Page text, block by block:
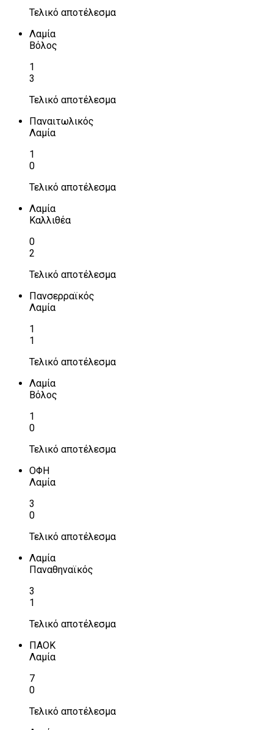
Τελικό αποτέλεσμα
Λαμία
Βόλος
1
3
Τελικό αποτέλεσμα
Παναιτωλικός
Λαμία
1
0
Τελικό αποτέλεσμα
Λαμία
Καλλιθέα
0
2
Τελικό αποτέλεσμα
Πανσερραϊκός
Λαμία
1
1
Τελικό αποτέλεσμα
Λαμία
Βόλος
1
0
Τελικό αποτέλεσμα
ΟΦΗ
Λαμία
3
0
Τελικό αποτέλεσμα
Λαμία
Παναθηναϊκός
3
1
Τελικό αποτέλεσμα
ΠΑΟΚ
Λαμία
7
0
Τελικό αποτέλεσμα